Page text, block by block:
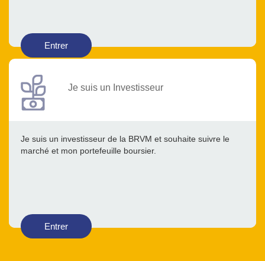
Entrer
Je suis un Investisseur
Je suis un investisseur de la BRVM et souhaite suivre le
marché et mon portefeuille boursier.
Entrer